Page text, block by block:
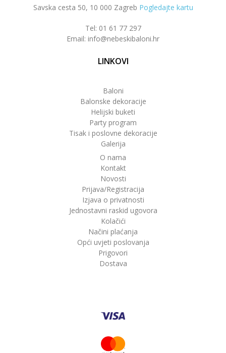
Savska cesta 50, 10 000 Zagreb Pogledajte kartu
Tel: 01 61 77 297
Email: info@nebeskibaloni.hr
LINKOVI
Baloni
Balonske dekoracije
Helijski buketi
Party program
Tisak i poslovne dekoracije
Galerija
O nama
Kontakt
Novosti
Prijava/Registracija
Izjava o privatnosti
Jednostavni raskid ugovora
Kolačići
Načini plaćanja
Opći uvjeti poslovanja
Prigovori
Dostava